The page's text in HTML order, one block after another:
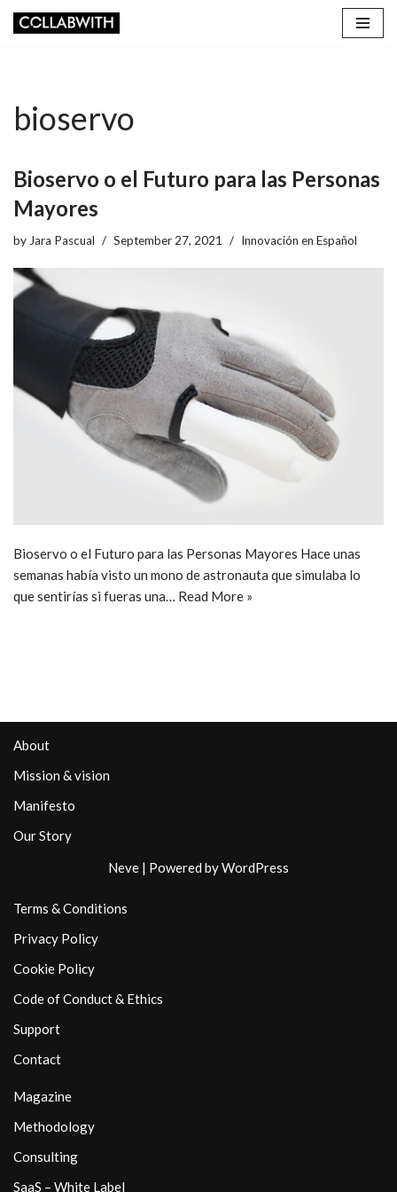
bioservo
Bioservo o el Futuro para las Personas
Mayores
by Jara Pascual September 27, 2021 Innovación en Español
Bioservo o el Futuro para las Personas Mayores Hace unas
semanas había visto un mono de astronauta que simulaba lo
que sentirías si fueras una… Read More »
About
Mission & vision
Manifesto
Our Story
Neve | Powered byWordPress
Terms & Conditions
Privacy Policy
Cookie Policy
Code of Conduct & Ethics
Support
Contact
Magazine
Methodology
Consulting
SaaS – White Label